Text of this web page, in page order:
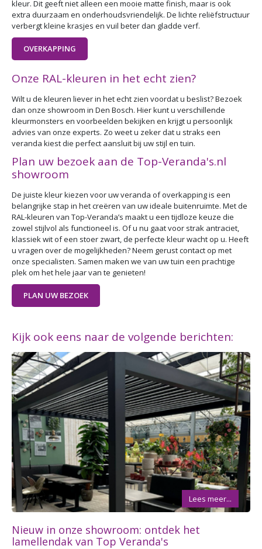
kleur. Dit geeft niet alleen een mooie matte finish, maar is ook
extra duurzaam en onderhoudsvriendelijk. De lichte reliëfstructuur
verbergt kleine krasjes en vuil beter dan gladde verf.
OVERKAPPING
Onze RAL-kleuren in het echt zien?
Wilt u de kleuren liever in het echt zien voordat u beslist? Bezoek
dan onze showroom in Den Bosch. Hier kunt u verschillende
kleurmonsters en voorbeelden bekijken en krijgt u persoonlijk
advies van onze experts. Zo weet u zeker dat u straks een
veranda kiest die perfect aansluit bij uw stijl en tuin.
Plan uw bezoek aan de Top-Veranda's.nl
showroom
De juiste kleur kiezen voor uw veranda of overkapping is een
belangrijke stap in het creëren van uw ideale buitenruimte. Met de
RAL-kleuren van Top-Veranda’s maakt u een tijdloze keuze die
zowel stijlvol als functioneel is. Of u nu gaat voor strak antraciet,
klassiek wit of een stoer zwart, de perfecte kleur wacht op u. Heeft
u vragen over de mogelijkheden? Neem gerust contact op met
onze specialisten. Samen maken we van uw tuin een prachtige
plek om het hele jaar van te genieten!
PLAN UW BEZOEK
Kijk ook eens naar de volgende berichten:
Nieuw in onze showroom: ontdek het
lamellendak van Top Veranda's
Lees meer...